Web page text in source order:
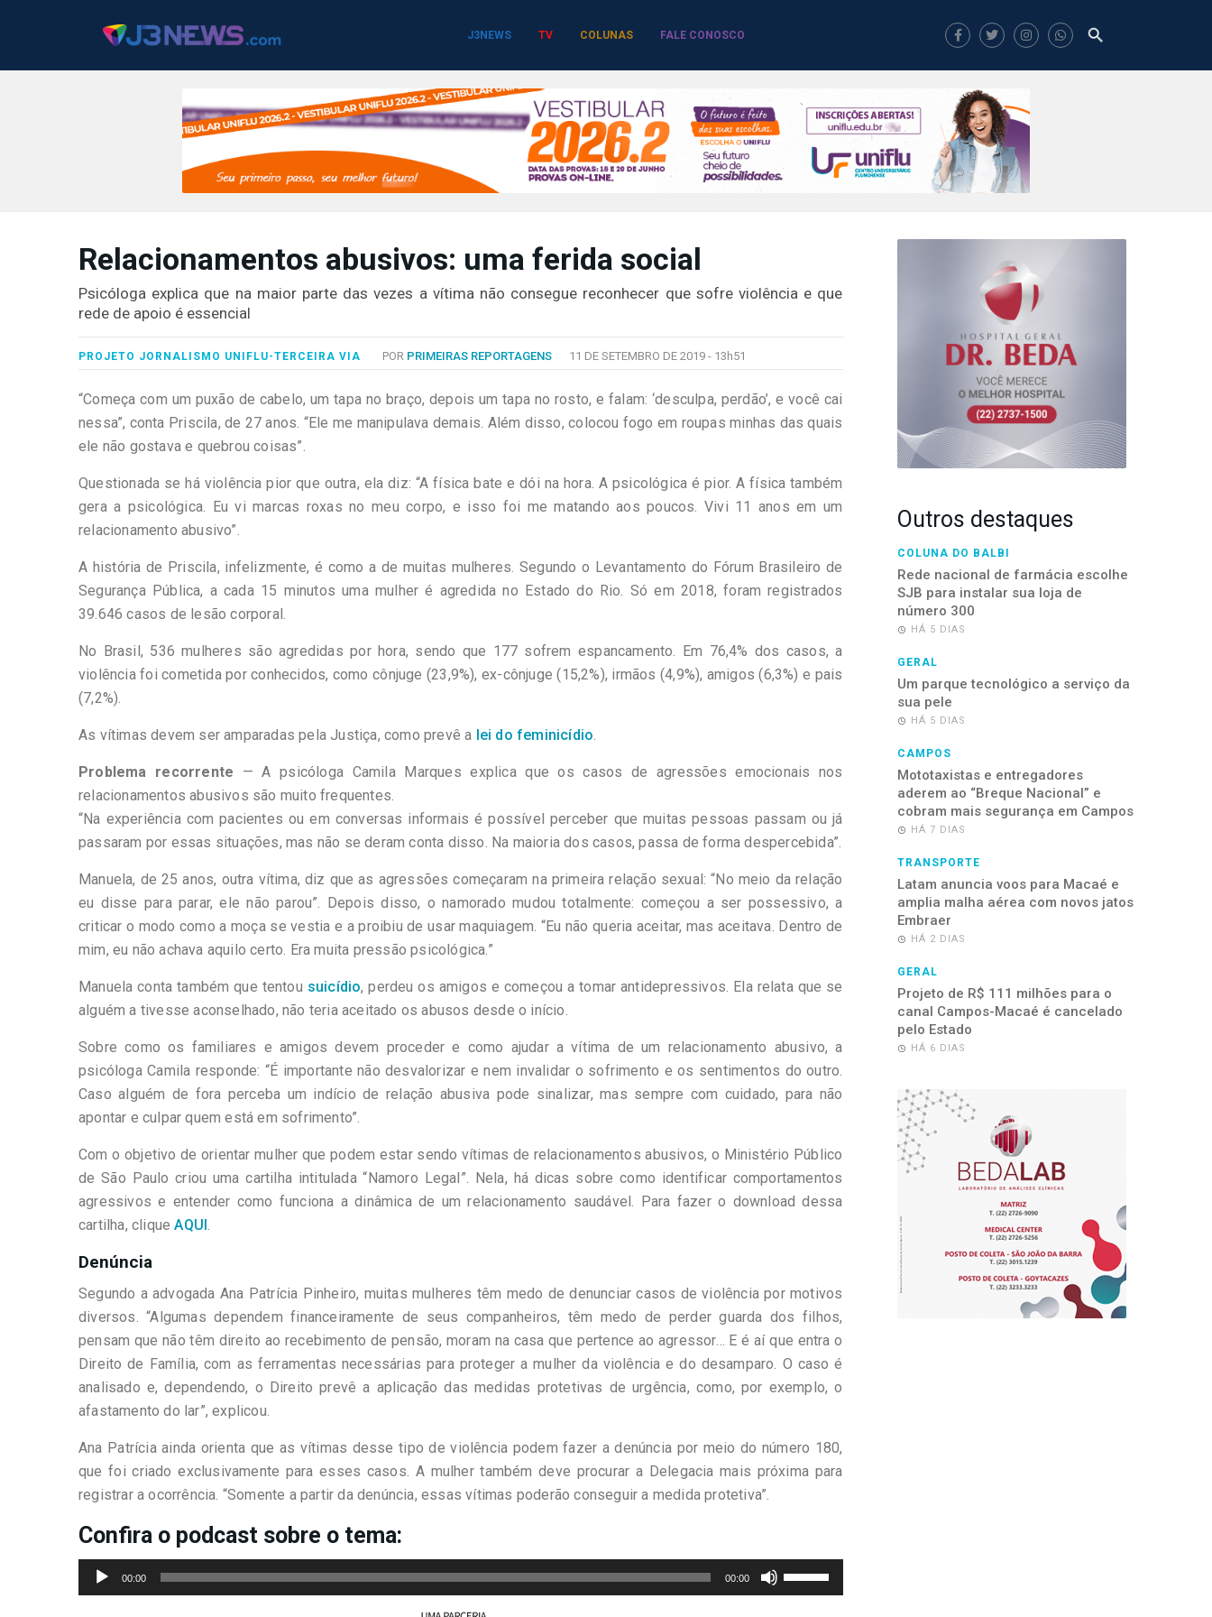
J3NEWS TV COLUNAS FALE CONOSCO
Desenvolvido
Relacionamentos abusivos: uma ferida social
Psicóloga explica que na maior parte das vezes a vítima não consegue reconhecer que sofre violência e que
rede de apoio é essencial
PROJETO JORNALISMO UNIFLU-TERCEIRA VIA POR PRIMEIRAS REPORTAGENS 11 DE SETEMBRO DE 2019 - 13h51
“Começa com um puxão de cabelo, um tapa no braço, depois um tapa no rosto, e falam: ‘desculpa, perdão’, e você cai
nessa”, conta Priscila, de 27 anos. “Ele me manipulava demais. Além disso, colocou fogo em roupas minhas das quais
ele não gostava e quebrou coisas”.
Questionada se há violência pior que outra, ela diz: “A física bate e dói na hora. A psicológica é pior. A física também
gera a psicológica. Eu vi marcas roxas no meu corpo, e isso foi me matando aos poucos. Vivi 11 anos em um
relacionamento abusivo”.
A história de Priscila, infelizmente, é como a de muitas mulheres. Segundo o Levantamento do Fórum Brasileiro de
Segurança Pública, a cada 15 minutos uma mulher é agredida no Estado do Rio. Só em 2018, foram registrados
39.646 casos de lesão corporal.
No Brasil, 536 mulheres são agredidas por hora, sendo que 177 sofrem espancamento. Em 76,4% dos casos, a
violência foi cometida por conhecidos, como cônjuge (23,9%), ex-cônjuge (15,2%), irmãos (4,9%), amigos (6,3%) e pais
(7,2%).
As vítimas devem ser amparadas pela Justiça, como prevê a lei do feminicídio.
Problema recorrente — A psicóloga Camila Marques explica que os casos de agressões emocionais nos
relacionamentos abusivos são muito frequentes.
“Na experiência com pacientes ou em conversas informais é possível perceber que muitas pessoas passam ou já
passaram por essas situações, mas não se deram conta disso. Na maioria dos casos, passa de forma despercebida”.
Manuela, de 25 anos, outra vítima, diz que as agressões começaram na primeira relação sexual: “No meio da relação
eu disse para parar, ele não parou”. Depois disso, o namorado mudou totalmente: começou a ser possessivo, a
criticar o modo como a moça se vestia e a proibiu de usar maquiagem. “Eu não queria aceitar, mas aceitava. Dentro de
mim, eu não achava aquilo certo. Era muita pressão psicológica.”
Manuela conta também que tentou suicídio, perdeu os amigos e começou a tomar antidepressivos. Ela relata que se
alguém a tivesse aconselhado, não teria aceitado os abusos desde o início.
Sobre como os familiares e amigos devem proceder e como ajudar a vítima de um relacionamento abusivo, a
psicóloga Camila responde: “É importante não desvalorizar e nem invalidar o sofrimento e os sentimentos do outro.
Caso alguém de fora perceba um indício de relação abusiva pode sinalizar, mas sempre com cuidado, para não
apontar e culpar quem está em sofrimento”.
Com o objetivo de orientar mulher que podem estar sendo vítimas de relacionamentos abusivos, o Ministério Público
de São Paulo criou uma cartilha intitulada “Namoro Legal”. Nela, há dicas sobre como identificar comportamentos
agressivos e entender como funciona a dinâmica de um relacionamento saudável. Para fazer o download dessa
cartilha, cliqueAQUI.
Denúncia
Segundo a advogada Ana Patrícia Pinheiro, muitas mulheres têm medo de denunciar casos de violência por motivos
diversos. “Algumas dependem financeiramente de seus companheiros, têm medo de perder guarda dos filhos,
pensam que não têm direito ao recebimento de pensão, moram na casa que pertence ao agressor… E é aí que entra o
Direito de Família, com as ferramentas necessárias para proteger a mulher da violência e do desamparo. O caso é
analisado e, dependendo, o Direito prevê a aplicação das medidas protetivas de urgência, como, por exemplo, o
afastamento do lar”, explicou.
Ana Patrícia ainda orienta que as vítimas desse tipo de violência podem fazer a denúncia por meio do número 180,
que foi criado exclusivamente para esses casos. A mulher também deve procurar a Delegacia mais próxima para
registrar a ocorrência. “Somente a partir da denúncia, essas vítimas poderão conseguir a medida protetiva”.
Confira o podcast sobre o tema:
Tocador
00:00 00:00
as
Outros destaques
COLUNA DO BALBI
Rede nacional de farmácia escolhe
SJB para instalar sua loja de
número 300
HÁ 5 DIAS
GERAL
Um parque tecnológico a serviço da
sua pele
HÁ 5 DIAS
CAMPOS
Mototaxistas e entregadores
aderem ao “Breque Nacional” e
cobram mais segurança em Campos
HÁ 7 DIAS
TRANSPORTE
Latam anuncia voos para Macaé e
amplia malha aérea com novos jatos
Embraer
HÁ 2 DIAS
GERAL
Projeto de R$ 111 milhões para o
canal Campos-Macaé é cancelado
pelo Estado
HÁ 6 DIAS